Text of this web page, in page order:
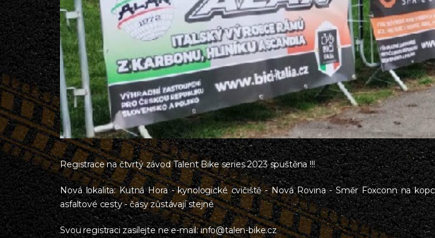
Registrace na čtvrtý závod Talent Bike series 2023 spuštěna !!!
Nová lokalita: Kutná Hora - kynologické cvičiště - Nová Rovina - Směr Foxconn na
asfaltové cesty - časy zůstávají stejné
Svou registraci zasílejte ne e-mail: info@talen-bike.cz